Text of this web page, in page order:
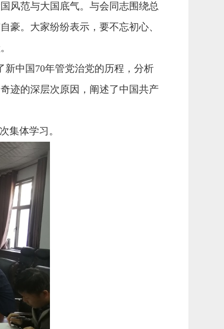
风范与大国底气。与会同志围绕总
豪。大家纷纷表示，要不忘初心、
新中国70年管党治党的历程，分析
迹的深层次原因，阐述了中国共产
集体学习。